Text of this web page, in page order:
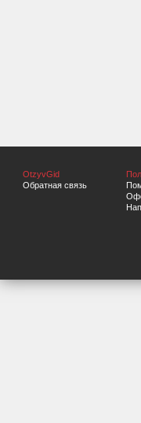
OtzyvGid
Обратная связь